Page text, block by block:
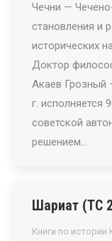
Чечни —
становления и
исторических
Доктор
Акаев Грозный
г. исполняется
советской
решением…
Шариат (ТС
Книги по истории